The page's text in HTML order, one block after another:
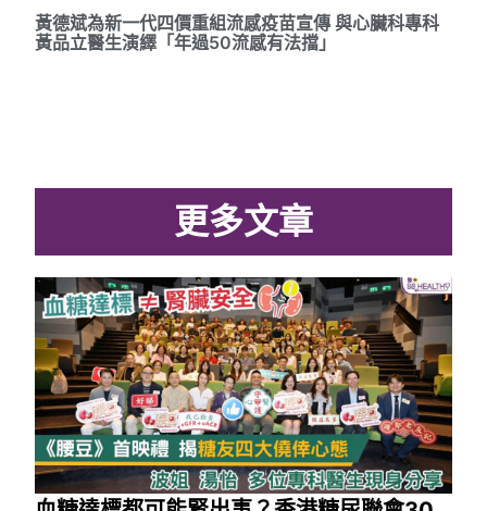
黃德斌為新一代四價重組流感疫苗宣傳 與心臟科專科
黃品立醫生演繹「年過50流感有法擋」
更多文章